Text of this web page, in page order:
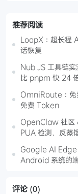
推荐阅读
LoopX：超长程
话恢复
Nub JS 工具链
比 pnpm 快 24
OmniRoute：免
免费 Token
OpenClaw 社区
PUA 检测、反蒸
Google AI Edge
Android 系统的
评论 (0)